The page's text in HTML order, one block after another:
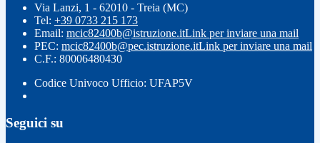
Via Lanzi, 1 - 62010 - Treia (MC)
Tel: +39 0733 215 173
Email: mcic82400b@istruzione.itLink per inviare una mail
PEC: mcic82400b@pec.istruzione.itLink per inviare una mail
C.F.: 80006480430
Codice Univoco Ufficio: UFAP5V
Seguici su